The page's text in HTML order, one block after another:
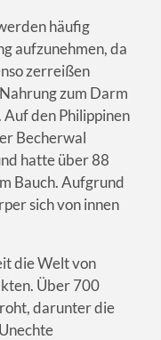
häufig
aufzunehmen, da
zerreißen
zum Darm
den Philippinen
Becherwal
hatte über 88
Bauch. Aufgrund
sich von innen
die Welt von
Über 700
darunter die